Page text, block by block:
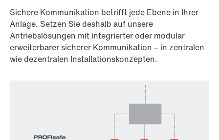
Sichere Kommunikation betrifft jede Ebene in Ihrer
Anlage. Setzen Sie deshalb auf unsere
Antriebslösungen mit integrierter oder modular
erweiterbarer sicherer Kommunikation – in zentralen
wie dezentralen Installationskonzepten.